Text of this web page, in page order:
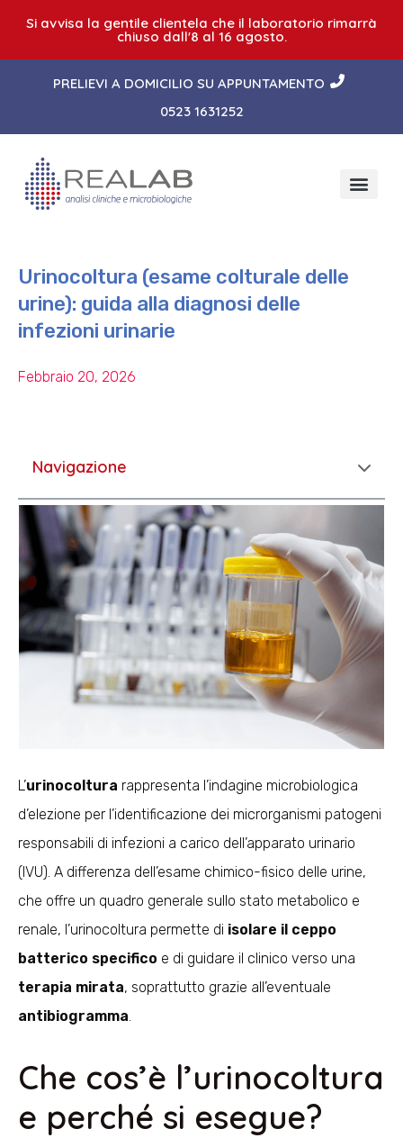
Si avvisa la gentile clientela che il laboratorio rimarrà
chiuso dall'8 al 16 agosto.
PRELIEVI A DOMICILIO SU APPUNTAMENTO
0523 1631252
Urinocoltura (esame colturale delle
urine): guida alla diagnosi delle
infezioni urinarie
Febbraio 20, 2026
L’urinocoltura rappresenta l’indagine microbiologica
d’elezione per l’identificazione dei microrganismi patogeni
responsabili di infezioni a carico dell’apparato urinario
(IVU). A differenza dell’esame chimico-fisico delle urine,
che offre un quadro generale sullo stato metabolico e
renale, l’urinocoltura permette di isolare il ceppo
batterico specifico e di guidare il clinico verso una
terapia mirata, soprattutto grazie all’eventuale
antibiogramma
Che cos’è l’urinocoltura
e perché si esegue?
Navigazione